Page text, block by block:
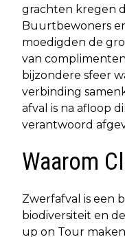
grachten kregen
Buurtbewoners
moedigden de
van
bijzondere sfeer
verbinding
afval is na afloop
verantwoord
Waarom
Zwerfafval is een
biodiversiteit en
up on Tour